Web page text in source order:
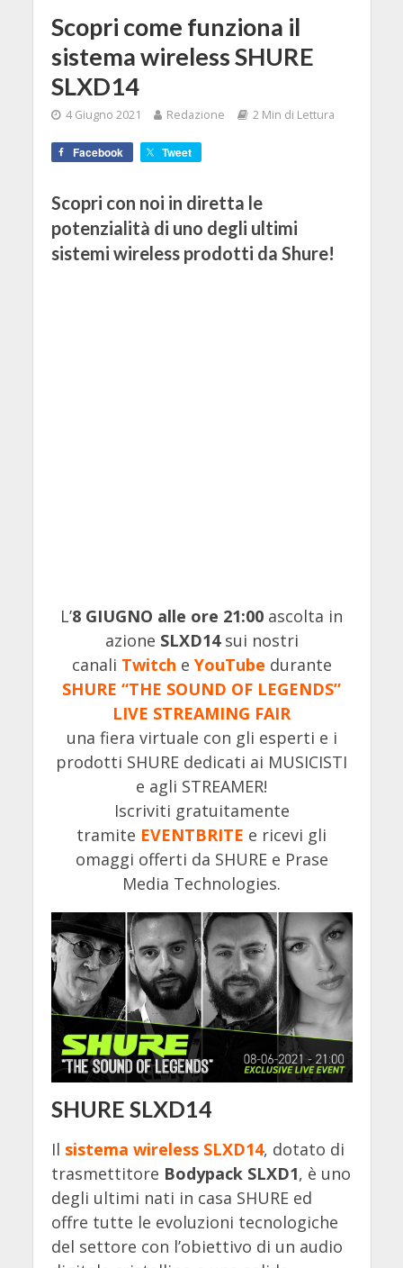
Scopri come funziona il
sistema wireless SHURE
SLXD14
4 Giugno 2021 Redazione 2 Min di Lettura
Facebook Tweet
Scopri con noi in diretta le
potenzialità di uno degli ultimi
sistemi wireless prodotti da Shure!
L’8 GIUGNO alle ore 21:00 ascolta in
azione SLXD14 sui nostri
canali Twitch e YouTube durante
SHURE “THE SOUND OF LEGENDS”
LIVE STREAMING FAIR
una fiera virtuale con gli esperti e i
prodotti SHURE dedicati ai MUSICISTI
e agli STREAMER!
Iscriviti gratuitamente
tramite EVENTBRITE e ricevi gli
omaggi offerti da SHURE e Prase
Media Technologies.
SHURE SLXD14
Il sistema wireless SLXD14, dotato di
trasmettitore Bodypack SLXD1, è uno
degli ultimi nati in casa SHURE ed
offre tutte le evoluzioni tecnologiche
del settore con l’obiettivo di un audio